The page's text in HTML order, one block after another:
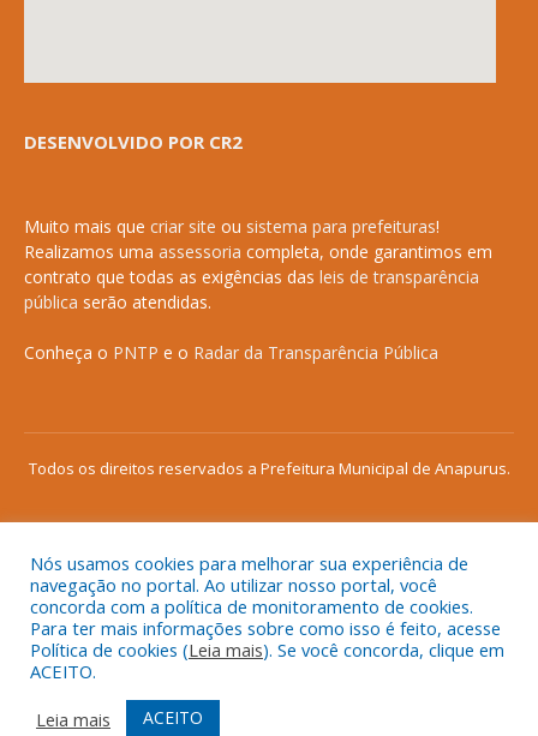
DESENVOLVIDO POR CR2
Muito mais que criar site ou sistema para prefeituras!
Realizamos uma assessoria completa, onde garantimos em
contrato que todas as exigências das leis de transparência
pública serão atendidas.
Conheça o PNTP e o Radar da Transparência Pública
Todos os direitos reservados a Prefeitura Municipal de Anapurus.
Mapa do Site
Acessar Área Administrativa
Acessar o Webmail
Nós usamos cookies para melhorar sua experiência de
navegação no portal. Ao utilizar nosso portal, você
concorda com a política de monitoramento de cookies.
Para ter mais informações sobre como isso é feito, acesse
Política de cookies (Leia mais). Se você concorda, clique em
ACEITO.
Leia mais
ACEITO